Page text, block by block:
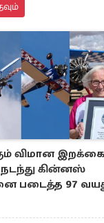
விமான இறக்கை
கின்னஸ்
படைத்த 97